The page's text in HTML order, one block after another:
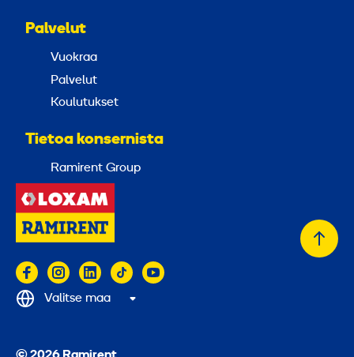
Palvelut
Vuokraa
Palvelut
Koulutukset
Tietoa konsernista
Ramirent Group
Valitse maa